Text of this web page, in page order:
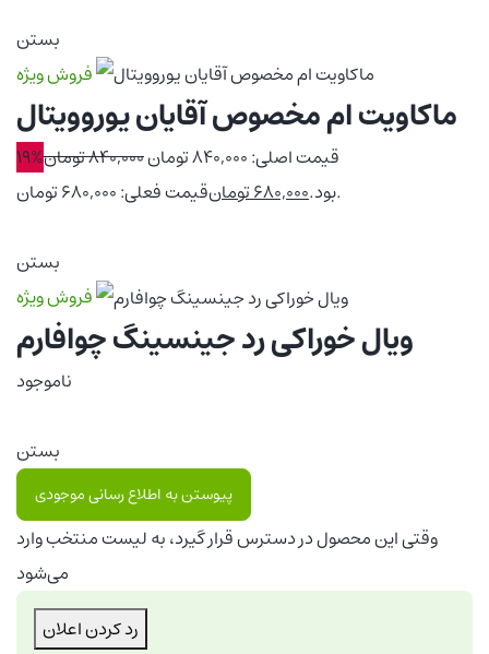
بستن
فروش ویژه
ماکاویت ام مخصوص آقایان یوروویتال
19% 840,000تومان
قیمت اصلی: 840,000 تومان
بود.680,000تومان قیمت فعلی: 680,000 تومان.
بستن
فروش ویژه
ویال خوراکی رد جینسینگ چوافارم
ناموجود
بستن
پیوستن به اطلاع رسانی موجودی
وقتی این محصول در دسترس قرار گیرد، به لیست منتخب وارد
می‌شود
رد کردن اعلان